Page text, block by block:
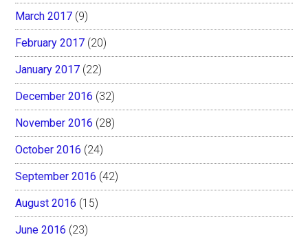
March 2017 (9)
February 2017 (20)
January 2017 (22)
December 2016 (32)
November 2016 (28)
October 2016 (24)
September 2016 (42)
August 2016 (15)
June 2016 (23)